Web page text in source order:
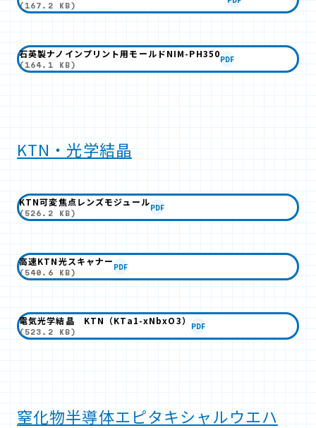
(167.2 KB)
石英製ナノインプリント用モールドNIM-PH350
(164.1 KB)
PDF
KTN・光学結晶
KTN可変焦点レンズモジュール
(526.2 KB)
PDF
高速KTN光スキャナー
(540.6 KB)
PDF
電気光学結晶 KTN（KTa1-xNbxO3）
(523.2 KB)
PDF
窒化物半導体エピタキシャルウエハ